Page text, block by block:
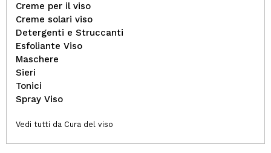
Creme per il viso
Creme solari viso
Detergenti e Struccanti
Esfoliante Viso
Maschere
Sieri
Tonici
Spray Viso
Vedi tutti da Cura del viso